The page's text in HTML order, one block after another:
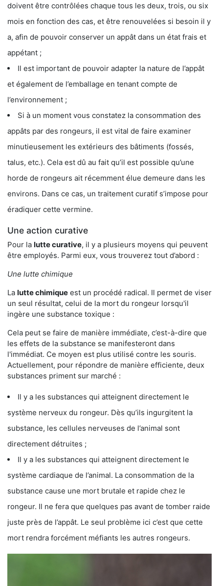
doivent être contrôlées chaque tous les deux, trois, ou six
mois en fonction des cas, et être renouvelées si besoin il y
a, afin de pouvoir conserver un appât dans un état frais et
appétant ;
Il est important de pouvoir adapter la nature de l’appât
et également de l’emballage en tenant compte de
l’environnement ;
Si à un moment vous constatez la consommation des
appâts par des rongeurs, il est vital de faire examiner
minutieusement les extérieurs des bâtiments (fossés,
talus, etc.). Cela est dû au fait qu’il est possible qu’une
horde de rongeurs ait récemment élue demeure dans les
environs. Dans ce cas, un traitement curatif s’impose pour
éradiquer cette vermine.
Une action curative
Pour la lutte curative, il y a plusieurs moyens qui peuvent
être employés. Parmi eux, vous trouverez tout d’abord :
Une lutte chimique
La lutte chimique est un procédé radical. Il permet de viser
un seul résultat, celui de la mort du rongeur lorsqu'il
ingère une substance toxique :
Cela peut se faire de manière immédiate, c’est-à-dire que
les effets de la substance se manifesteront dans
l'immédiat. Ce moyen est plus utilisé contre les souris.
Actuellement, pour répondre de manière efficiente, deux
substances priment sur marché :
Il y a les substances qui atteignent directement le
système nerveux du rongeur. Dès qu’ils ingurgitent la
substance, les cellules nerveuses de l’animal sont
directement détruites ;
Il y a les substances qui atteignent directement le
système cardiaque de l’animal. La consommation de la
substance cause une mort brutale et rapide chez le
rongeur. Il ne fera que quelques pas avant de tomber raide
juste près de l’appât. Le seul problème ici c’est que cette
mort rendra forcément méfiants les autres rongeurs.